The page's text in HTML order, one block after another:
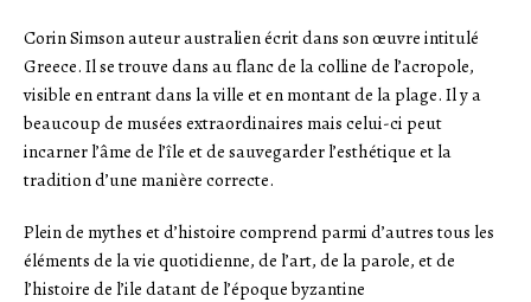
Corin Simson auteur australien écrit dans son œuvre intitulé
Greece. Il se trouve dans au flanc de la colline de l’acropole,
visible en entrant dans la ville et en montant de la plage. Il y a
beaucoup de musées extraordinaires mais celui-ci peut
incarner l’âme de l’île et de sauvegarder l’esthétique et la
tradition d’une manière correcte.
Plein de mythes et d’histoire comprend parmi d’autres tous les
éléments de la vie quotidienne, de l’art, de la parole, et de
l’histoire de l’ile datant de l’époque byzantine